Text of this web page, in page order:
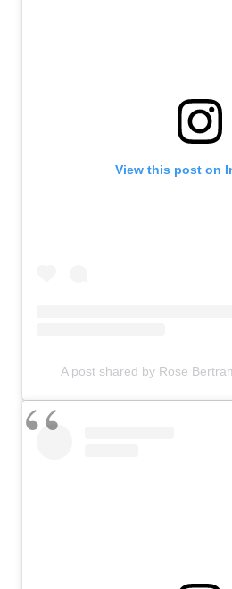
View this post on
A post shared by Rose